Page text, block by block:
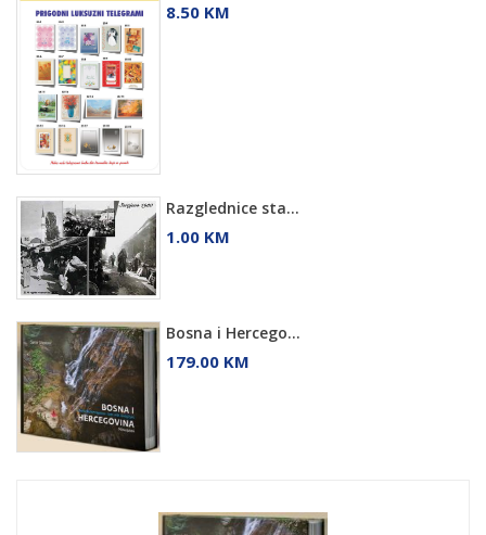
8.50 KM
Razglednice sta...
1.00 KM
Bosna i Hercego...
179.00 KM